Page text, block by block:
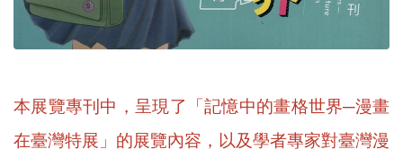
本展覽專刊中，呈現了「記憶中的畫格世界─漫畫
在臺灣特展 」的展覽內容，以及學者專家對臺灣漫